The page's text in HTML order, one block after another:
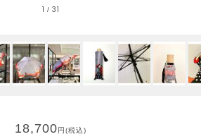
1 /31
18,700円(税込)